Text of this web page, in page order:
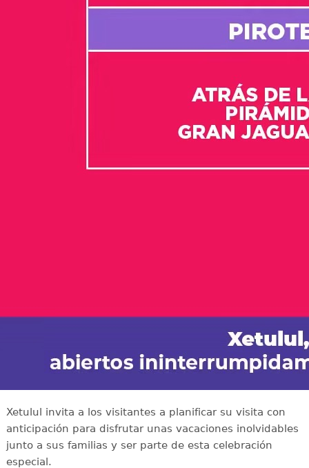
Xetulul invita a los visitantes a planificar su visita con
anticipación para disfrutar unas vacaciones inolvidables
junto a sus familias y ser parte de esta celebración
especial.